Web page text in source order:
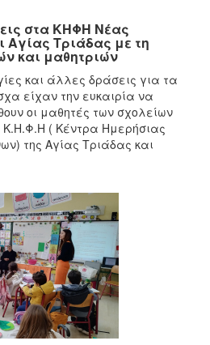
στα ΚΗΦΗ Νέας
Αγίας Τριάδας με τη
και μαθητριών
και άλλες δράσεις για τα
είχαν την ευκαιρία να
οι μαθητές των σχολείων
Κ.Η.Φ.Η ( Κέντρα Ημερήσιας
της Αγίας Τριάδας και